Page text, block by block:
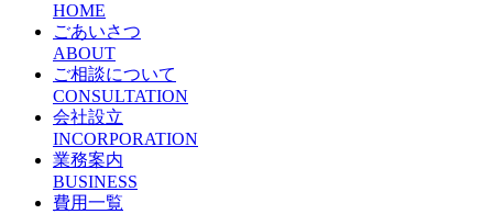
HOME
ごあいさつ
ABOUT
ご相談について
CONSULTATION
会社設立
INCORPORATION
業務案内
BUSINESS
費用一覧